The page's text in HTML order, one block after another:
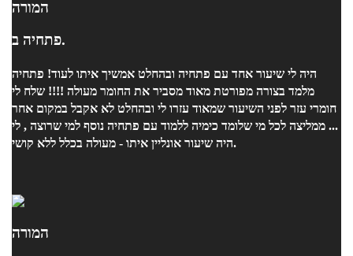
המורה
פתחיה ב.
היה לי שיעור אחד עם פתחיה ובהחלט אמשיך איתו לעוד! פתחיה
מלמד בצורה מפורטת מאוד מסביר את החומר מעולה !!!! שלח לי
חומרי עזר לפני השיעור שמאוד עזרו לי ובהחלט לא אקבל במקום אחר
... ממליצה לכל מי שלומד כימיה ללמוד עם פתחיה נוסף למי שרוצה , לי
היה שיעור אונליין איתו - מעולה בכלל ללא קושי.
המורה